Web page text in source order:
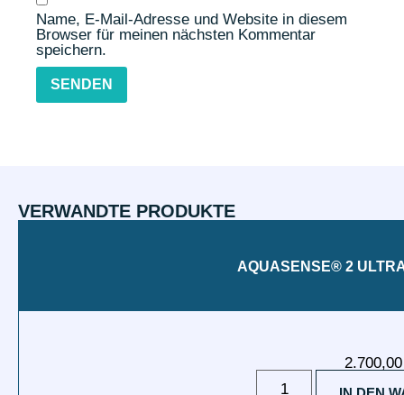
Name, E-Mail-Adresse und Website in diesem
Browser für meinen nächsten Kommentar
speichern.
VERWANDTE PRODUKTE
AQUASENSE® 2